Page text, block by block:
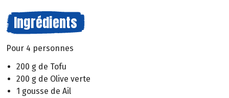
Ingrédients
Pour 4 personnes
200 g de Tofu
200 g de Olive verte
1 gousse de Ail